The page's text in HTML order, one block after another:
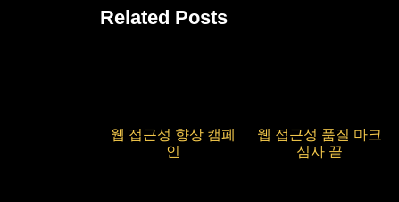
Related Posts
웹 접근성 향상 캠페
인
웹 접근성 품질 마크
심사 끝